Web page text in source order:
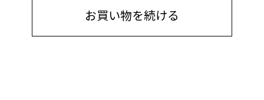
お買い物を続ける